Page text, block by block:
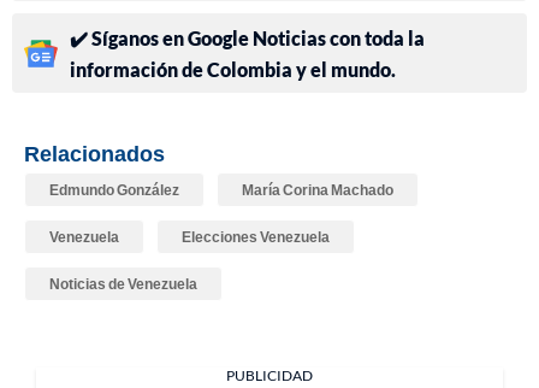
✔️ Síganos en Google Noticias con toda la
información de Colombia y el mundo.
Relacionados
Edmundo González María Corina Machado
Venezuela Elecciones Venezuela
Noticias de Venezuela
PUBLICIDAD